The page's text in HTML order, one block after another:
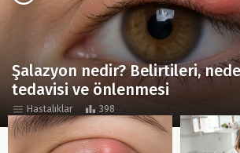
Çocuklarda sık görülen 5 yaz
Çocuk Sağlığı 343